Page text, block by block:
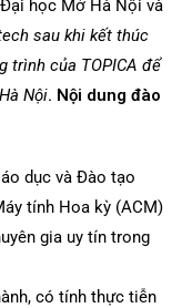
học Mở Hà Nội và
sau khi kết thúc
trình của TOPICA để
Nội. Nội dung đào
dục và Đào tạo
tính Hoa kỳ (ACM)
gia uy tín trong
có tính thực tiễn